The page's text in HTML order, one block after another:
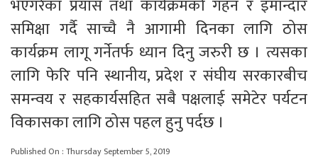
भएगरेका प्रयास तथा कार्यक्रमको गहन र इमान्दार
समिक्षा गर्दै साच्चै नै आगामी दिनका लागि ठोस
कार्यक्रम लागू गर्नेतर्फ ध्यान दिनु जरुरी छ । त्यसका
लागि फेरि पनि स्थानीय, प्रदेश र संघीय सरकारबीच
समन्वय र सहकार्यसहित सबै पक्षलाई समेटेर पर्यटन
विकासका लागि ठोस पहल हुनु पर्दछ ।
Published On : Thursday September 5, 2019